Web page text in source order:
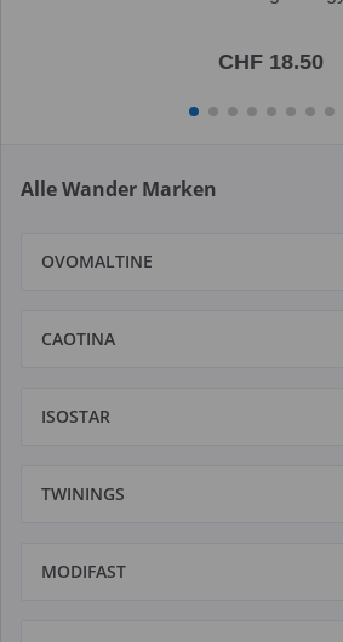
CHF 18.50
Alle Wander Marken
OVOMALTINE
CAOTINA
ISOSTAR
TWININGS
MODIFAST